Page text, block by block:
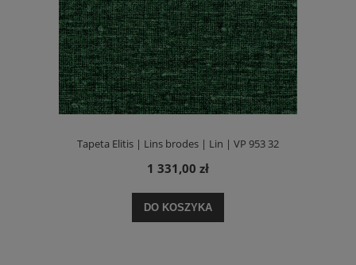
Tapeta Elitis | Lins brodes | Lin | VP 953 32
1 331,00 zł
DO KOSZYKA